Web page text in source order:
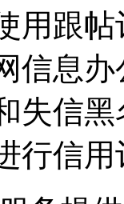
用跟
信息
失信
行信用